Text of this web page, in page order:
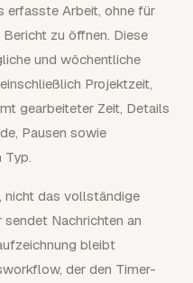
erfasste Arbeit, ohne für
zu öffnen. Diese
und wöchentliche
Projektzeit,
gearbeiteter Zeit, Details
Pausen sowie
Typ.
nicht das vollständige
Nachrichten an
bleibt
der den Timer-